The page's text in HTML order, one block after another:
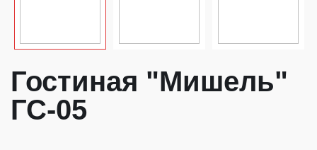
Гостиная "Мишель"
ГС-05